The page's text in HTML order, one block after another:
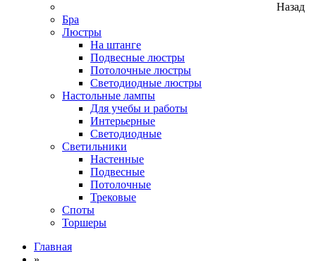
Назад
Бра
Люстры
На штанге
Подвесные люстры
Потолочные люстры
Светодиодные люстры
Настольные лампы
Для учебы и работы
Интерьерные
Светодиодные
Светильники
Настенные
Подвесные
Потолочные
Трековые
Споты
Торшеры
Главная